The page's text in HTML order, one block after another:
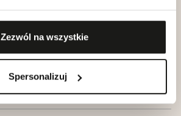
Zezwól na wszystkie
Spersonalizuj